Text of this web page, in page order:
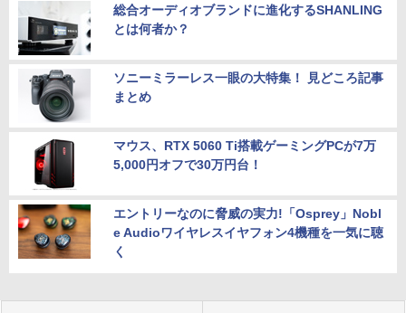
総合オーディオブランドに進化するSHANLING
とは何者か？
ソニーミラーレス一眼の大特集！ 見どころ記事
まとめ
マウス、RTX 5060 Ti搭載ゲーミングPCが7万
5,000円オフで30万円台！
エントリーなのに脅威の実力!「Osprey」Nobl
e Audioワイヤレスイヤフォン4機種を一気に聴
く